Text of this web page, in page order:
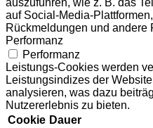
auf Social-Media-
Rückmeldungen und andere
Performanz
Performanz
Leistungs-Cookies werden
Leistungsindizes der
analysieren, was dazu
Nutzererlebnis zu bieten.
Cookie Dauer